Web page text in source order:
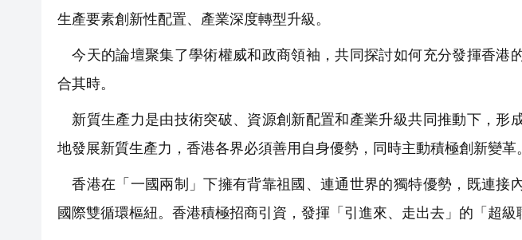
生產要素創新性配置、產業深度轉型升級。
今天的論壇聚集了學術權威和政商領袖，共同探討如何充分發揮香港
合其時。
新質生產力是由技術突破、資源創新配置和產業升級共同推動下，形
地發展新質生產力，香港各界必須善用自身優勢，同時主動積極創新變革。
香港在「一國兩制」下擁有背靠祖國、連通世界的獨特優勢，既連接
國際雙循環樞紐。香港積極招商引資，發揮「引進來、走出去」的「超級